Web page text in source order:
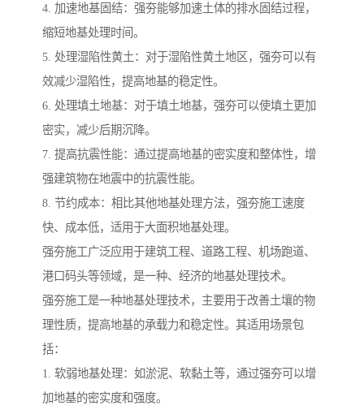
4. 加速地基固结：强夯能够加速土体的排水固结过程，
缩短地基处理时间。
5. 处理湿陷性黄土：对于湿陷性黄土地区，强夯可以有
效减少湿陷性，提高地基的稳定性。
6. 处理填土地基：对于填土地基，强夯可以使填土更加
密实，减少后期沉降。
7. 提高抗震性能：通过提高地基的密实度和整体性，增
强建筑物在地震中的抗震性能。
8. 节约成本：相比其他地基处理方法，强夯施工速度
快、成本低，适用于大面积地基处理。
强夯施工广泛应用于建筑工程、道路工程、机场跑道、
港口码头等领域，是一种、经济的地基处理技术。
强夯施工是一种地基处理技术，主要用于改善土壤的物
理性质，提高地基的承载力和稳定性。其适用场景包
括：
1. 软弱地基处理：如淤泥、软黏土等，通过强夯可以增
加地基的密实度和强度。